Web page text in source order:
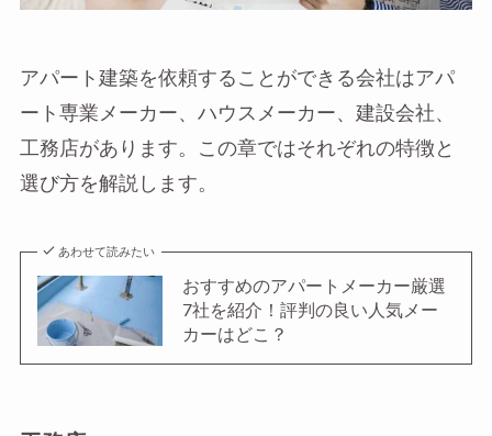
アパート建築を依頼することができる会社はアパ
ート専業メーカー、ハウスメーカー、建設会社、
工務店があります。この章ではそれぞれの特徴と
選び方を解説します。
あわせて読みたい
おすすめのアパートメーカー厳選
7社を紹介！評判の良い人気メー
カーはどこ？